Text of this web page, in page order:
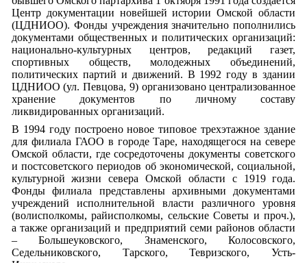
Центр документации новейшей истории Омской области
(ЦДНИОО). Фонды учреждения значительно пополнились
документами общественных и политических организаций:
национально-культурных центров, редакций газет,
спортивных обществ, молодежных объединений,
политических партий и движений. В 1992 году в здании
ЦДНИОО (ул. Певцова, 9) организовано централизованное
хранение документов по личному составу
ликвидированных организаций.
В 1994 году построено новое типовое трехэтажное здание
для филиала ГАОО в городе Таре, находящегося на севере
Омской области, где сосредоточены документы советского
и постсоветского периодов об экономической, социальной,
культурной жизни севера Омской области с 1919 года.
Фонды филиала представлены архивными документами
учреждений исполнительной власти различного уровня
(волисполкомы, райисполкомы, сельские Советы и проч.),
а также организаций и предприятий семи районов области
– Большеуковского, Знаменского, Колосовского,
Седельниковского, Тарского, Тевризского, Усть-